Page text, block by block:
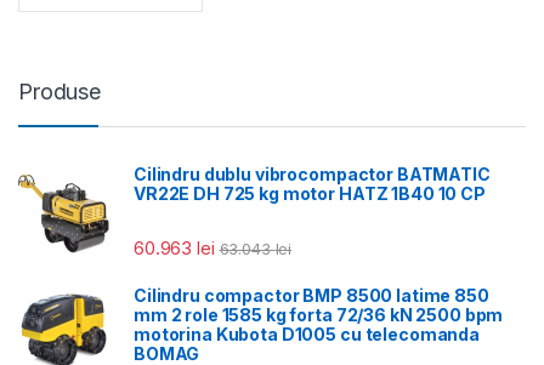
Produse
Cilindru dublu vibrocompactor BATMATIC
VR22E DH 725 kg motor HATZ 1B40 10 CP
60.963lei 63.043lei
Cilindru compactor BMP 8500 latime 850
mm 2 role 1585 kg forta 72/36 kN 2500 bpm
motorina Kubota D1005 cu telecomanda
BOMAG